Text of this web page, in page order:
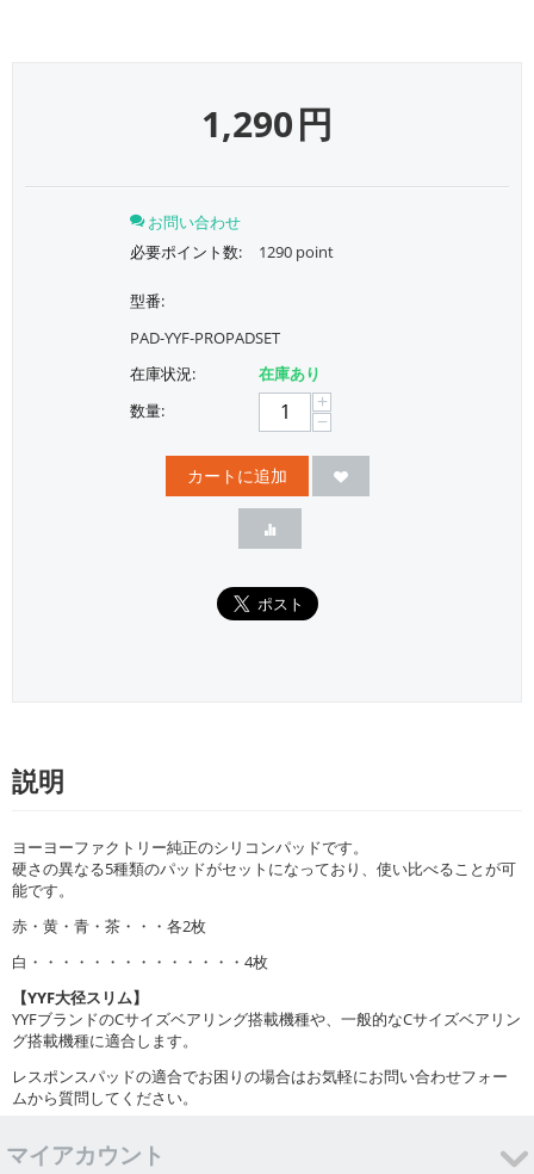
1,290円
お問い合わせ
必要ポイント数:
1290 point
型番:
PAD-YYF-PROPADSET
在庫状況:
在庫あり
数量:
+
−
カートに追加
説明
ヨーヨーファクトリー純正のシリコンパッドです。
硬さの異なる5種類のパッドがセットになっており、使い比べることが可
能です。
赤・黄・青・茶・・・各2枚
白・・・・・・・・・・・・・・4枚
【YYF大径スリム】
YYFブランドのCサイズベアリング搭載機種や、一般的なCサイズベアリン
グ搭載機種に適合します。
レスポンスパッドの適合でお困りの場合はお気軽にお問い合わせフォー
ムから質問してください。
マイアカウント